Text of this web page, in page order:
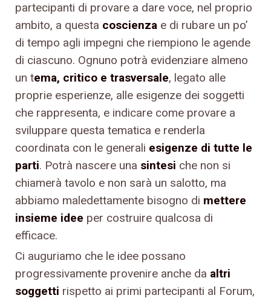
partecipanti di provare a dare voce, nel proprio
ambito, a questa coscienza e di rubare un po’
di tempo agli impegni che riempiono le agende
di ciascuno. Ognuno potrà evidenziare almeno
un tema, critico e trasversale, legato alle
proprie esperienze, alle esigenze dei soggetti
che rappresenta, e indicare come provare a
sviluppare questa tematica e renderla
coordinata con le generali esigenze di tutte le
parti. Potrà nascere una sintesi che non si
chiamerà tavolo e non sarà un salotto, ma
abbiamo maledettamente bisogno di mettere
insieme idee per costruire qualcosa di
efficace.
Ci auguriamo che le idee possano
progressivamente provenire anche da altri
soggetti rispetto ai primi partecipanti al Forum,